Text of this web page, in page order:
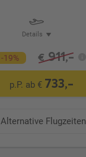
Details
-19% € 911,-
p.P. ab € 733,-
Alternative Flugzeiten